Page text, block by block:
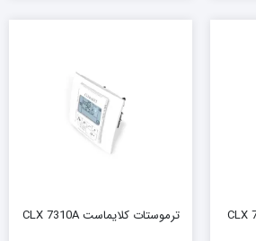
ترموستات کلایماست CLX 7310A